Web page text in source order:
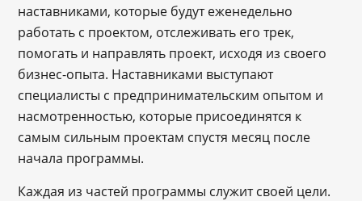
наставниками, которые будут еженедельно
работать с проектом, отслеживать его трек,
помогать и направлять проект, исходя из своего
бизнес-опыта. Наставниками выступают
специалисты с предпринимательским опытом и
насмотренностью, которые присоединятся к
самым сильным проектам спустя месяц после
начала программы.
Каждая из частей программы служит своей цели.